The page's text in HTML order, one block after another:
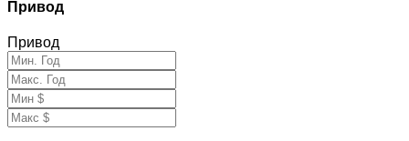
Привод
Привод